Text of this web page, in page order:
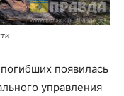
появилась
управления